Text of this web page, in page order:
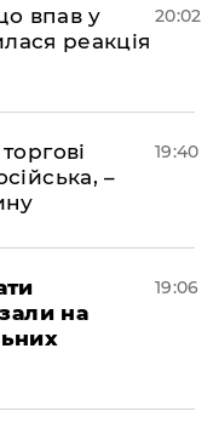
впав у
реакція
20:02
–
19:40
на
19:06